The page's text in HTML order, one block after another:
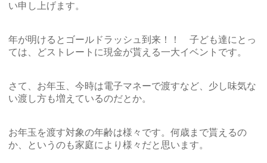
い申し上げます。
年が明けるとゴールドラッシュ到来！！ 子ども達にとっ
ては、どストレートに現金が貰える一大イベントです。
さて、お年玉、今時は電子マネーで渡すなど、少し味気な
い渡し方も増えているのだとか。
お年玉を渡す対象の年齢は様々です。何歳まで貰えるの
か、というのも家庭により様々だと思います。